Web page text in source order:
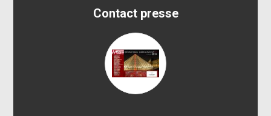
Contact presse